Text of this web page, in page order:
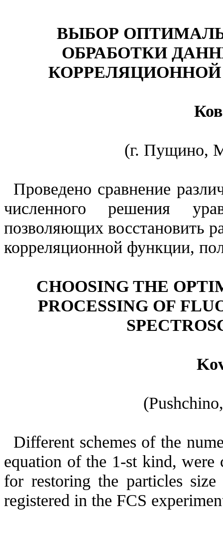
ВЫБОР
ОБРАБОТКИ
(г. Пущино,
Проведено сравнение
численного решения
позволяющих восстановить
корреляционной функции,
CHOOSING THE
PROCESSING OF
Different schemes of the
equation of the 1-st kind, were
for restoring the particles
registered in the FCS